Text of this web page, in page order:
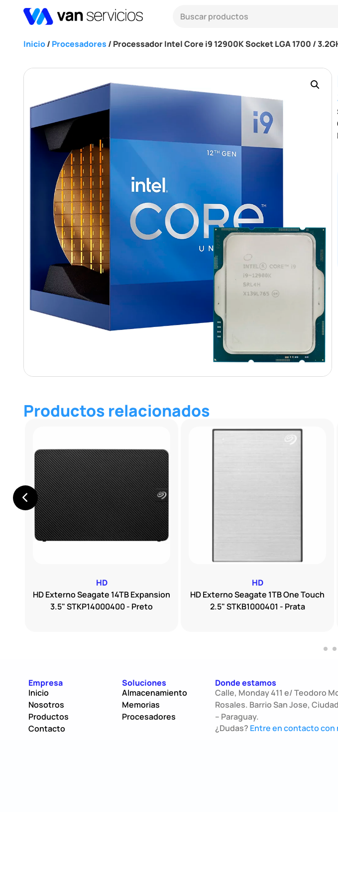
Inicio/ Procesadores / Processador Intel Core i9 12900K Socket LGA 1700 /
Productos relacionados
HD
HD Externo Seagate 1TB One Touch
2.5" STKB1000401 - Prata
HD
HD Externo Seagate 14TB Expansion
3.5" STKP14000400 - Preto
Empresa
Inicio
Nosotros
Productos
Contacto
Soluciones
Almacenamiento
Memorias
Procesadores
Donde estamos
Calle, Monday 411 e/ Teodoro
Rosales. Barrio San Jose,
– Paraguay.
¿Dudas? Entre en contacto